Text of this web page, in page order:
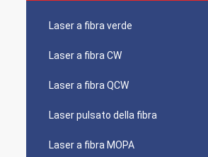
Laser a fibra verde
Laser a fibra CW
Laser a fibra QCW
Laser pulsato della fibra
Laser a fibra MOPA